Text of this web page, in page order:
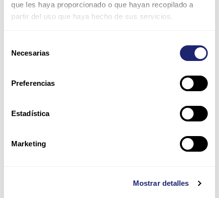
que les haya proporcionado o que hayan recopilado a
partir del uso que haya hecho de sus servicios.
Necesarias
Preferencias
Estadística
Marketing
Mostrar detalles
Guarda mi nombre, correo electrónico y web en este
navegador para la próxima vez que comente.